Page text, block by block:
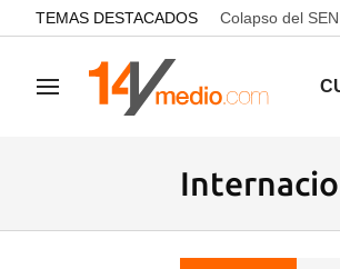
common.go-to-content
TEMAS DESTACADOS Colapso del SEN
Navegación